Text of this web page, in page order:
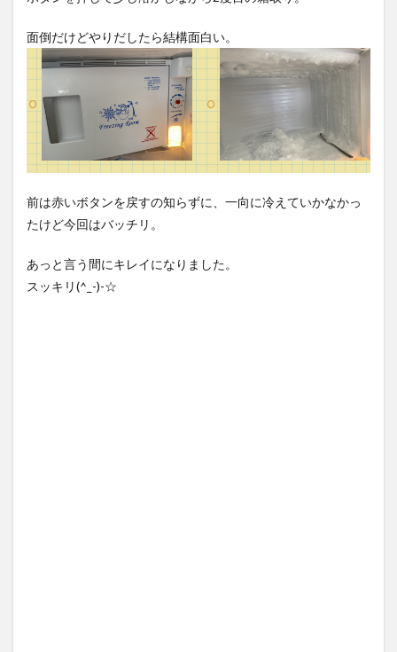
面倒だけどやりだしたら結構面白い。
前は赤いボタンを戻すの知らずに、一向に冷えていかなかっ
たけど今回はバッチリ。
あっと言う間にキレイになりました。
スッキリ(^_-)-☆